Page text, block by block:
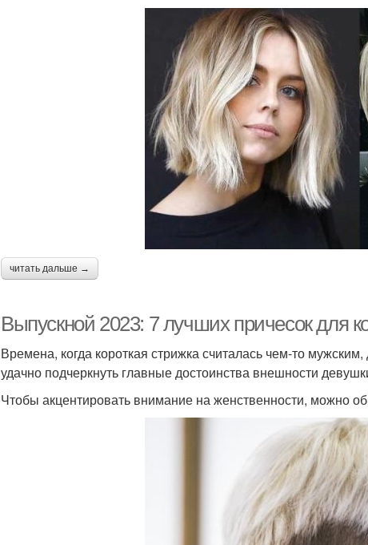
читать дальше →
Выпускной 2023: 7 лучших причесок для
Времена, когда короткая стрижка считалась чем-то
удачно подчеркнуть главные достоинства внешности
Чтобы акцентировать внимание на женственности, можно